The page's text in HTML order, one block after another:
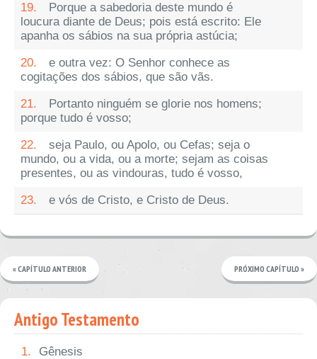
19.
Porque a sabedoria deste mundo é
loucura diante de Deus; pois está escrito: Ele
apanha os sábios na sua própria astúcia;
20.
e outra vez: O Senhor conhece as
cogitações dos sábios, que são vãs.
21.
Portanto ninguém se glorie nos homens;
porque tudo é vosso;
22.
seja Paulo, ou Apolo, ou Cefas; seja o
mundo, ou a vida, ou a morte; sejam as coisas
presentes, ou as vindouras, tudo é vosso,
23.
e vós de Cristo, e Cristo de Deus.
« CAPÍTULO ANTERIOR PRÓXIMO CAPÍTULO »
Antigo Testamento
1. Gênesis